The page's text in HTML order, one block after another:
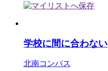
学校に間に合わない
北南コンパス